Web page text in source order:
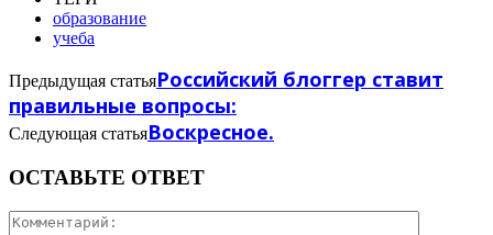
образование
учеба
Предыдущая статьяРоссийский блоггер ставит
правильные вопросы:
Следующая статьяВоскресное.
ОСТАВЬТЕ ОТВЕТ